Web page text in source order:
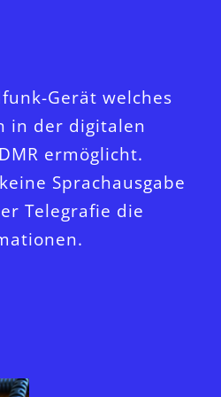
Gerät welches
in der digitalen
ermöglicht.
Sprachausgabe
Telegrafie die